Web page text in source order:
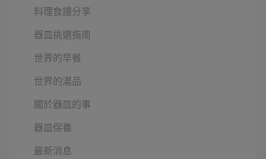
料理食譜分享
器皿挑選指南
世界的早餐
世界的湯品
關於器皿的事
器皿保養
最新消息